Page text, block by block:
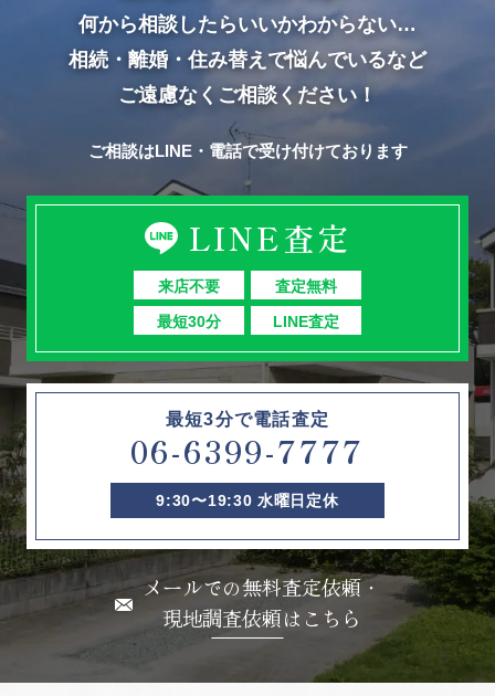
何から相談したらいいかわからない…
相続・離婚・住み替えで悩んでいるなど
ご遠慮なくご相談ください！
ご相談はLINE・電話で受け付けております
LINE査定
来店不要
査定無料
最短30分
LINE査定
最短3分で電話査定
06-6399-7777
9:30〜19:30 水曜日定休
メールでの無料査定依頼・
現地調査依頼はこちら